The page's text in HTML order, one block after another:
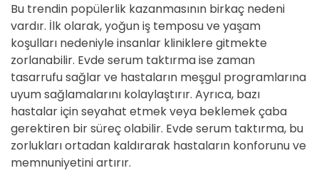
Bu trendin popülerlik kazanmasının birkaç nedeni
vardır. İlk olarak, yoğun iş temposu ve yaşam
koşulları nedeniyle insanlar kliniklere gitmekte
zorlanabilir. Evde serum taktırma ise zaman
tasarrufu sağlar ve hastaların meşgul programlarına
uyum sağlamalarını kolaylaştırır. Ayrıca, bazı
hastalar için seyahat etmek veya beklemek çaba
gerektiren bir süreç olabilir. Evde serum taktırma, bu
zorlukları ortadan kaldırarak hastaların konforunu ve
memnuniyetini artırır.